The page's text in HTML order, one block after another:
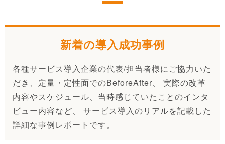
新着の導入成功事例
各種サービス導入企業の代表/担当者様にご協力いた
だき、定量・定性面でのBeforeAfter、 実際の改革
内容やスケジュール、当時感じていたことのインタ
ビュー内容など、 サービス導入のリアルを記載した
詳細な事例レポートです。